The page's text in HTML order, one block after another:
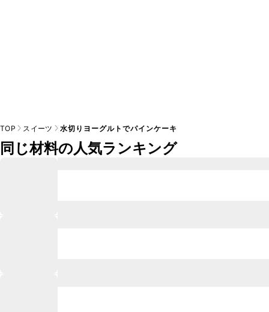
TOP スイーツ 水切りヨーグルトでパインケーキ
同じ材料の人気ランキング